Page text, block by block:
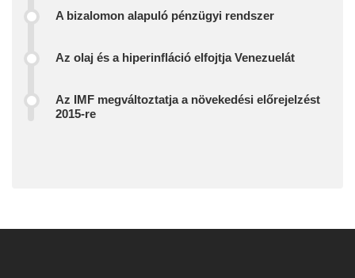
A bizalomon alapuló pénzügyi rendszer
Az olaj és a hiperinfláció elfojtja Venezuelát
Az IMF megváltoztatja a növekedési előrejelzést
2015-re